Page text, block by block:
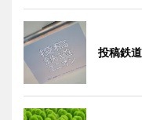
投稿鉄